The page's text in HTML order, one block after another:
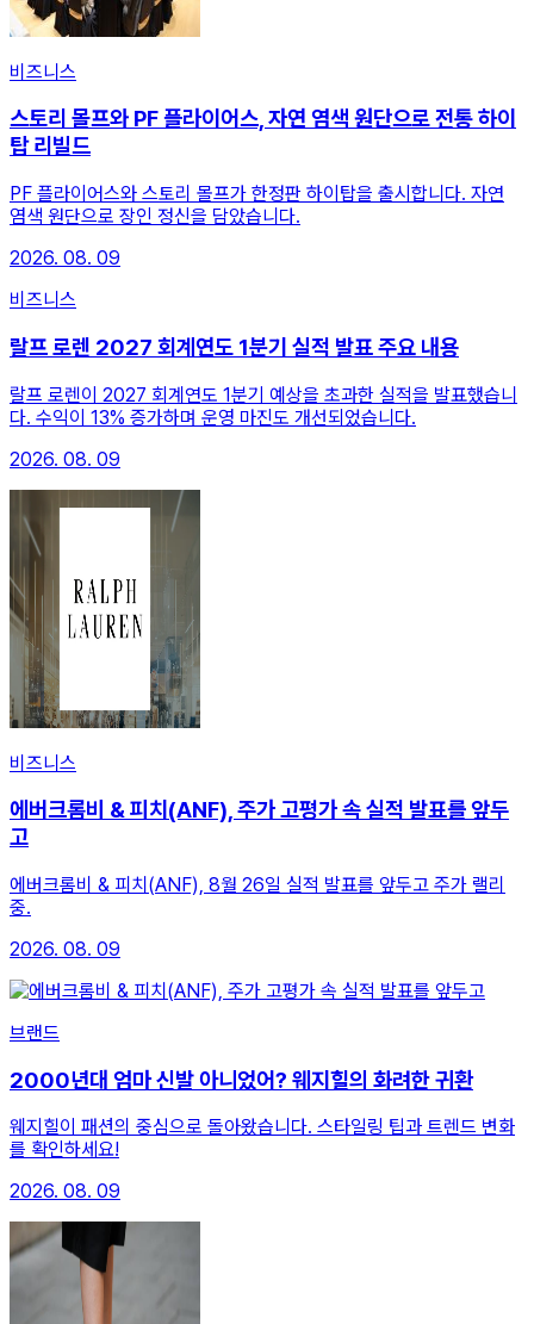
비즈니스
스토리 몰프와 PF 플라이어스, 자연 염색 원단으로 전통 하이
탑 리빌드
PF 플라이어스와 스토리 몰프가 한정판 하이탑을 출시합니다. 자연
염색 원단으로 장인 정신을 담았습니다.
2026. 08. 09
비즈니스
랄프 로렌 2027 회계연도 1분기 실적 발표 주요 내용
랄프 로렌이 2027 회계연도 1분기 예상을 초과한 실적을 발표했습니
다. 수익이 13% 증가하며 운영 마진도 개선되었습니다.
2026. 08. 09
비즈니스
에버크롬비 & 피치(ANF), 주가 고평가 속 실적 발표를 앞두
고
에버크롬비 & 피치(ANF), 8월 26일 실적 발표를 앞두고 주가 랠리
중.
2026. 08. 09
브랜드
2000년대 엄마 신발 아니었어? 웨지힐의 화려한 귀환
웨지힐이 패션의 중심으로 돌아왔습니다. 스타일링 팁과 트렌드 변화
를 확인하세요!
2026. 08. 09